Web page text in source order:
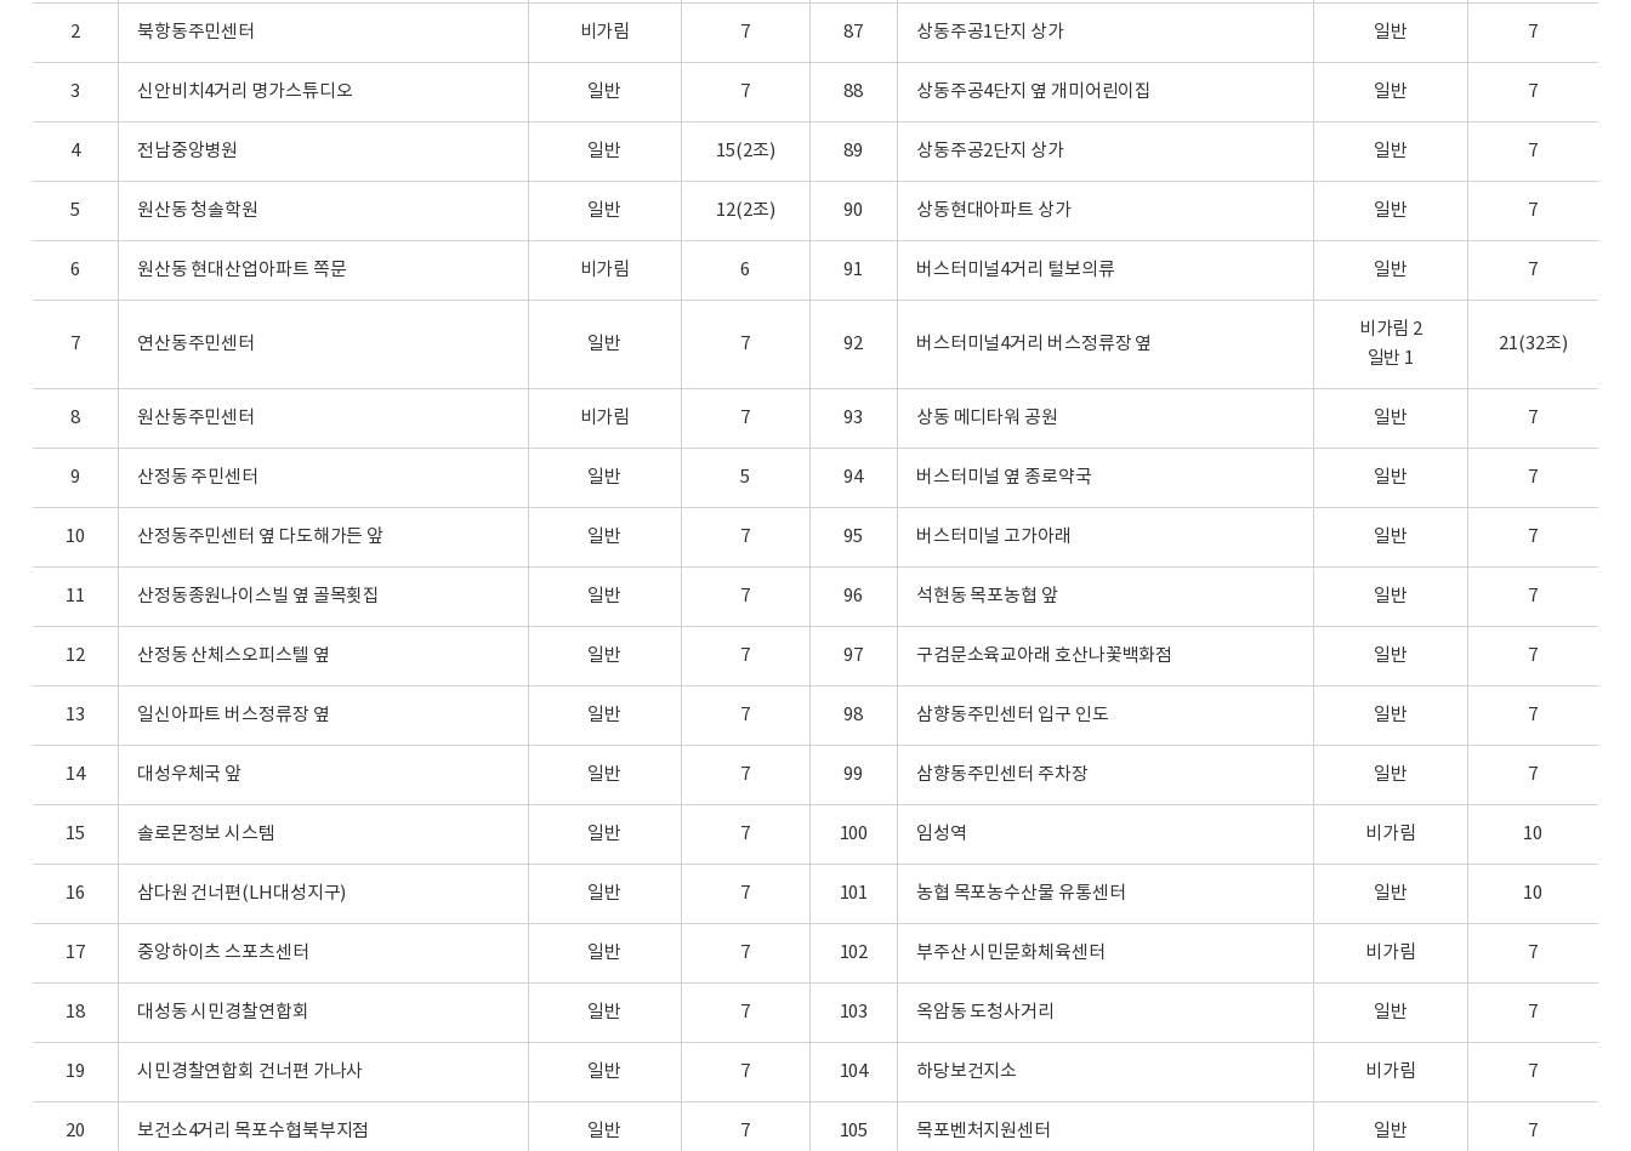
2 북항동주민센터 비가림 7 87 상동주공1단지 상가 일반 7
3 신안비치4거리 명가스튜디오 일반 7 88 상동주공4단지 옆 개미어린이집 일반 7
4 전남중앙병원 일반 15(2조) 89 상동주공2단지 상가 일반 7
5 원산동 청솔학원 일반 12(2조) 90 상동현대아파트 상가 일반 7
6 원산동 현대산업아파트 쪽문 비가림 6 91 버스터미널4거리 털보의류 일반 7
7 연산동주민센터 일반 7 92 버스터미널4거리 버스정류장 옆
비가림 2
일반 1
21(32조)
8 원산동주민센터 비가림 7 93 상동 메디타워 공원 일반 7
9 산정동 주민센터 일반 5 94 버스터미널 옆 종로약국 일반 7
10 산정동주민센터 옆 다도해가든 앞 일반 7 95 버스터미널 고가아래 일반 7
11 산정동종원나이스빌 옆 골목횟집 일반 7 96 석현동 목포농협 앞 일반 7
12 산정동 산체스오피스텔 옆 일반 7 97 구검문소육교아래 호산나꽃백화점 일반 7
13 일신아파트 버스정류장 옆 일반 7 98 삼향동주민센터 입구 인도 일반 7
14 대성우체국 앞 일반 7 99 삼향동주민센터 주차장 일반 7
15 솔로몬정보 시스템 일반 7 100 임성역 비가림 10
16 삼다원 건너편(LH대성지구) 일반 7 101 농협 목포농수산물 유통센터 일반 10
17 중앙하이츠 스포츠센터 일반 7 102 부주산 시민문화체육센터 비가림 7
18 대성동 시민경찰연합회 일반 7 103 옥암동 도청사거리 일반 7
19 시민경찰연합회 건너편 가나사 일반 7 104 하당보건지소 비가림 7
20 보건소4거리 목포수협북부지점 일반 7 105 목포벤처지원센터 일반 7